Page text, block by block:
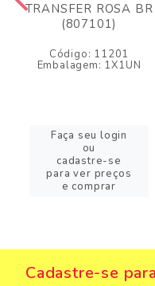
TRANSFER ROSA BR
(807101)
Código: 11201
Embalagem: 1X1UN
Faça seu login
ou
cadastre-se
para ver preços
e comprar
Cadastre-se